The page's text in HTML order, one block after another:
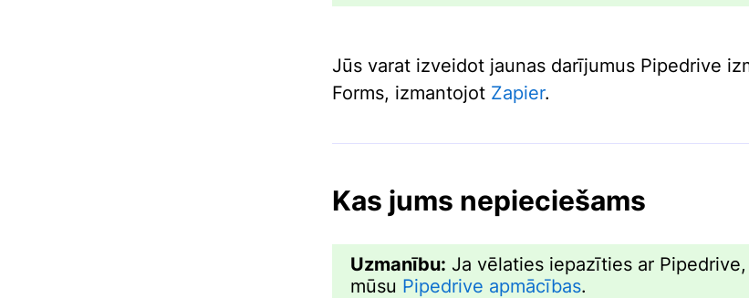
Jūs varat izveidot jaunas darījumus Pipedrive
Forms, izmantojot Zapier.
Kas jums nepieciešams
Uzmanību: Ja vēlaties iepazīties ar
mūsu Pipedrive apmācības.